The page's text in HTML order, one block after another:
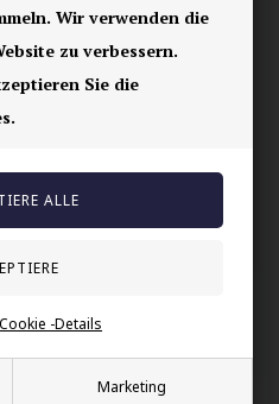
Wir verwenden die
zu verbessern.
Sie die
Marketing
-Details
gekauft